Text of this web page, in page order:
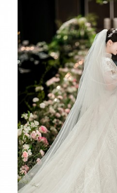
엘리에나호텔